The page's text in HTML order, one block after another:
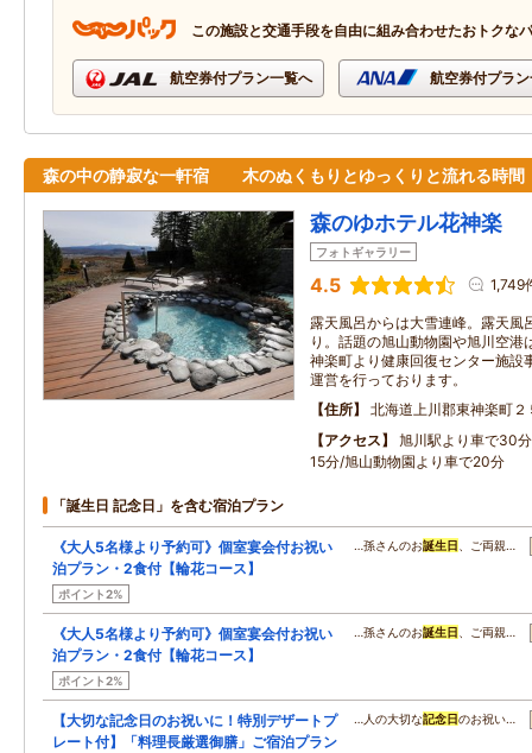
この施設と交通手段を自由に組み合わせたおトクな
航空券付プラン一覧へ 航空券付プラ
森の中の静寂な一軒宿 木のぬくもりとゆっくりと流れる時
森のゆホテル花神楽
フォトギャラリー
4.5 1,749
露天風呂からは大雪連峰。露天風
り。話題の旭山動物園や旭川空
神楽町より健康回復センター施設
運営を行っております。
住所
北海道上川郡東神楽町２
アクセス
旭川駅より車で30
15分/旭山動物園より車で20分
「誕生日 記念日」を含む宿泊プラン
《大人5名様より予約可》個室宴会付お祝い
泊プラン・2食付【輪花コース】
ポイント2%
…孫さんのお誕生日 、ご両親…
《大人5名様より予約可》個室宴会付お祝い
泊プラン・2食付【輪花コース】
ポイント2%
…孫さんのお誕生日 、ご両親…
【大切な記念日のお祝いに！特別デザートプ
レート付】「料理長厳選御膳」ご宿泊プラン
…人の大切な記念日のお祝い…